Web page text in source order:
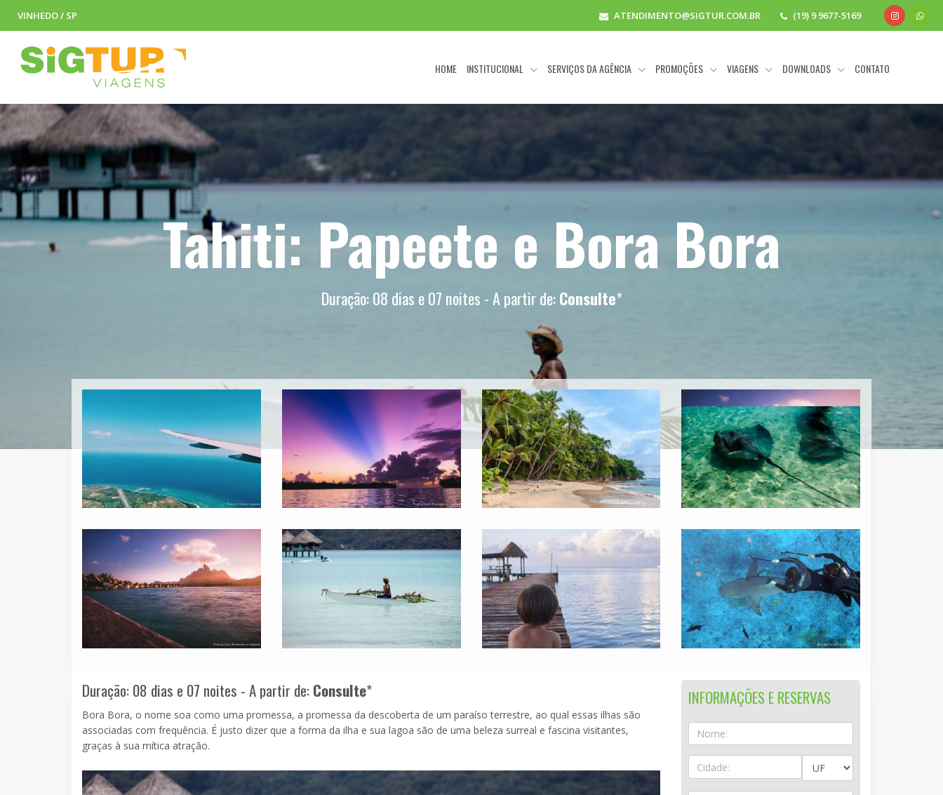
VINHEDO / SP ATENDIMENTO@SIGTUR.COM.BR (19) 9 9677-5169
HOME INSTITUCIONAL SERVIÇOS DA AGÊNCIA PROMOÇÕES VIAGENS DOWNLOADS CONTATO
Tahiti: Papeete e Bora Bora
Duração: 08 dias e 07 noites - A partir de:Consulte*
Duração: 08 dias e 07 noites - A partir de:Consulte*
Bora Bora, o nome soa como uma promessa, a promessa da descoberta de um paraíso terrestre, ao qual essas ilhas são
associadas com frequência. É justo dizer que a forma da ilha e sua lagoa são de uma beleza surreal e fascina visitantes,
graças à sua mítica atração.
INFORMAÇÕES E RESERVAS